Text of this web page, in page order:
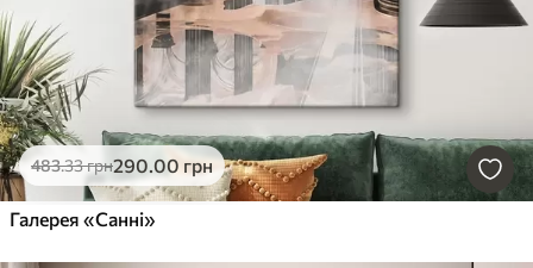
483.33грн290.00 грн
Галерея «Санні»